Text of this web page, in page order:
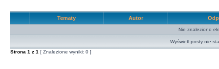
Tematy Autor
Nie znaleziono
Wyświetl posty nie
Strona 1 z 1 [ Znalezione wyniki: 0 ]